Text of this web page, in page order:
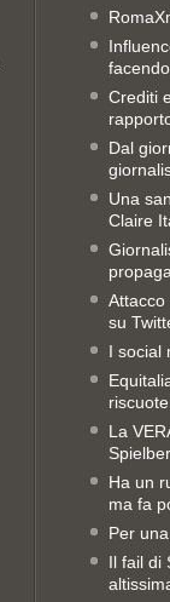
Crediti
Dal
Una
Claire
Attacco
su
I social
La
Ha un
ma fa
Per
Il fail di